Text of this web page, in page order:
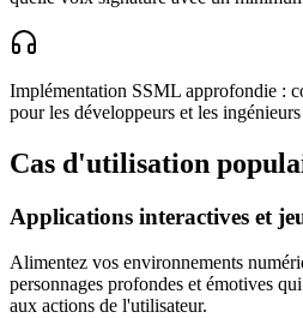
Implémentation SSML approfondie :
pour les développeurs et les
Cas d'utilisation
Applications interactives et
Alimentez vos environnements
personnages profondes et émotives
aux actions de l'utilisateur.